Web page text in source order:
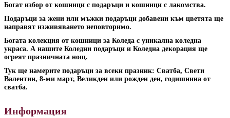
Богат избор от кошници с подаръци и кошници с лакомства.
Подаръци за жени или мъжки подаръци добавени към цветята ще
направят изживяването неповторимо.
Богата колекция от кошници за Коледа с уникална коледна
украса. А нашите Коледни подаръци и Коледна декорация ще
огреят празничната нощ.
Тук ще намерите подаръци за всеки празник: Сватба, Свети
Валентин, 8-ми март, Великден или рожден ден, годишнина от
сватба.
Информация